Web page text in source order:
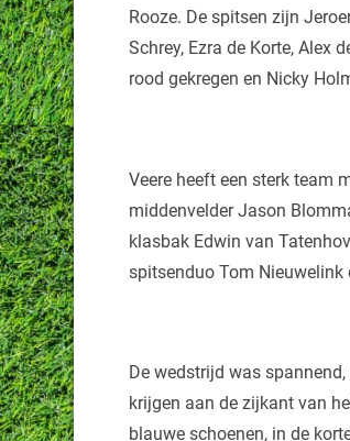
Rooze. De spitsen zijn
Schrey, Ezra de Korte, Alex
rood gekregen en Nicky
Veere heeft een sterk team
middenvelder Jason
klasbak Edwin van
spitsenduo Tom Nieuwelink
De wedstrijd was
krijgen aan de zijkant van
blauwe schoenen, in de